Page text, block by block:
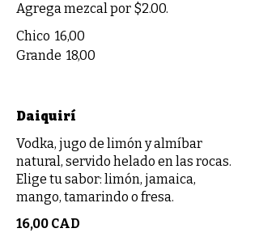
Agrega mezcal por $2.00.
Chico 16,00
Grande 18,00
Daiquirí
Vodka, jugo de limón y almíbar
natural, servido helado en las rocas.
Elige tu sabor: limón, jamaica,
mango, tamarindo o fresa.
16,00 CAD